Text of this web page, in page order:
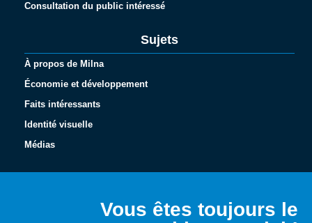
Consultation du public intéressé
Sujets
À propos de Milna
Économie et développement
Faits intéressants
Identité visuelle
Médias
Vous êtes toujours le
Deutsch